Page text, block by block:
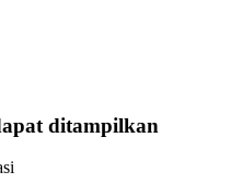
ditampilkan